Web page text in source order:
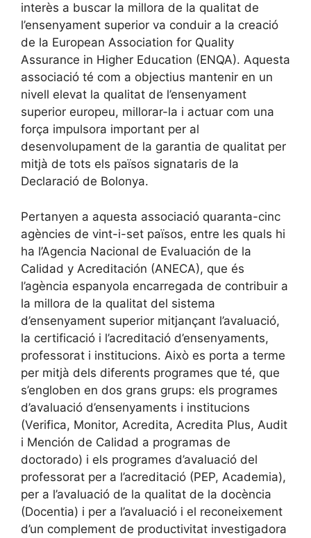
interès a buscar la millora de la qualitat de
l’ensenyament superior va conduir a la creació
de la European Association for Quality
Assurance in Higher Education (ENQA). Aquesta
associació té com a objectius mantenir en un
nivell elevat la qualitat de l’ensenyament
superior europeu, millorar-la i actuar com una
força impulsora important per al
desenvolupament de la garantia de qualitat per
mitjà de tots els països signataris de la
Declaració de Bolonya.
Pertanyen a aquesta associació quaranta-cinc
agències de vint-i-set països, entre les quals hi
ha l’Agencia Nacional de Evaluación de la
Calidad y Acreditación (ANECA), que és
l’agència espanyola encarregada de contribuir a
la millora de la qualitat del sistema
d’ensenyament superior mitjançant l’avaluació,
la certificació i l’acreditació d’ensenyaments,
professorat i institucions. Això es porta a terme
per mitjà dels diferents programes que té, que
s’engloben en dos grans grups: els programes
d’avaluació d’ensenyaments i institucions
(Verifica, Monitor, Acredita, Acredita Plus, Audit
i Mención de Calidad a programas de
doctorado) i els programes d’avaluació del
professorat per a l’acreditació (PEP, Academia),
per a l’avaluació de la qualitat de la docència
(Docentia) i per a l’avaluació i el reconeixement
d’un complement de productivitat investigadora